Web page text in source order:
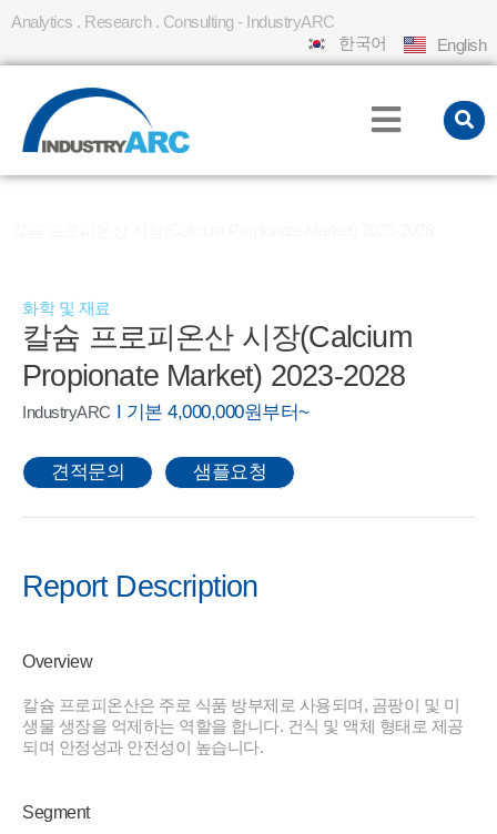
Analytics . Research . Consulting - IndustryARC
한국어
English
화학 및 재료
칼슘 프로피온산 시장(Calcium
Propionate Market) 2023-2028
IndustryARC I 기본 4,000,000원부터~
견적문의 샘플요청
Report Description
Overview
칼슘 프로피온산은 주로 식품 방부제로 사용되며, 곰팡이 및 미
생물 생장을 억제하는 역할을 합니다. 건식 및 액체 형태로 제공
되며 안정성과 안전성이 높습니다.
Segment